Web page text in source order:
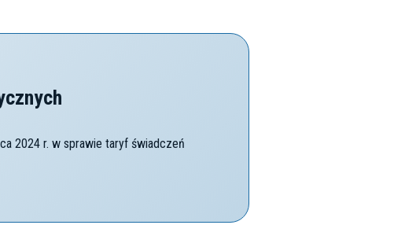
2024 r. w sprawie taryf świadczeń